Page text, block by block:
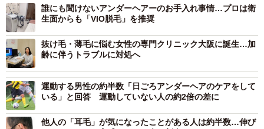
45.5％、脱毛10.5％）が最も多くなりました。
誰にも聞けないアンダーヘアーのお手入れ事情…プロは衛
生面からも「VIO脱毛」を推奨
抜け毛・薄毛に悩む女性の専門クリニック大阪に誕生…加
齢に伴うトラブルに対処へ
運動する男性の約半数「日ごろアンダーヘアのケアをして
いる」と回答 運動していない人の約2倍の差に
他人の「耳毛」が気になったことがある人は約半数…伸び